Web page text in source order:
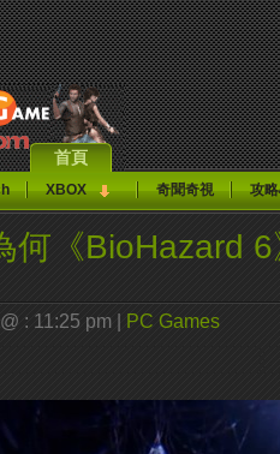
首頁
XBOX 奇聞奇視 攻
何《BioHazard
: 11:25 pm | PC Games